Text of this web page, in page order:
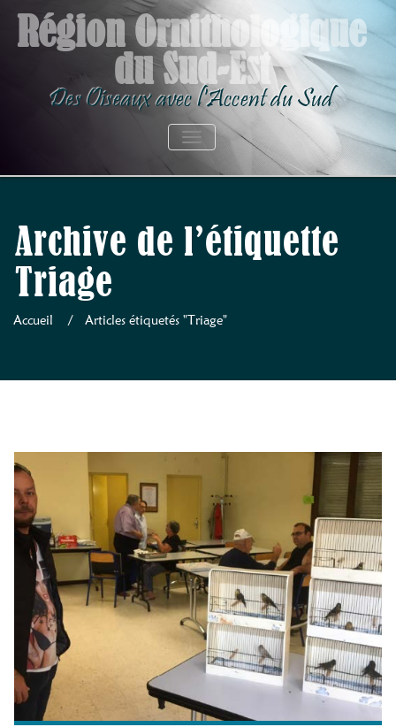
SkipRégion Ornithologique
du Sud-Est
Des Oiseaux avec l'Accent du Sud
AFFICHER/MASQUER LA NAVIGATION
Archive de l’étiquette
Triage
Accueil / Articles étiquetés "Triage"